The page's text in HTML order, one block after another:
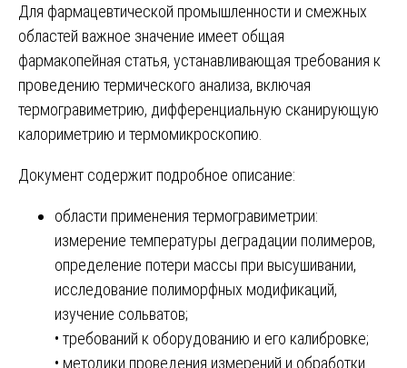
Для фармацевтической промышленности и смежных
областей важное значение имеет общая
фармакопейная статья, устанавливающая требования к
проведению термического анализа, включая
термогравиметрию, дифференциальную сканирующую
калориметрию и термомикроскопию.
Документ содержит подробное описание:
области применения термогравиметрии:
измерение температуры деградации полимеров,
определение потери массы при высушивании,
исследование полиморфных модификаций,
изучение сольватов;
• требований к оборудованию и его калибровке;
• методики проведения измерений и обработки